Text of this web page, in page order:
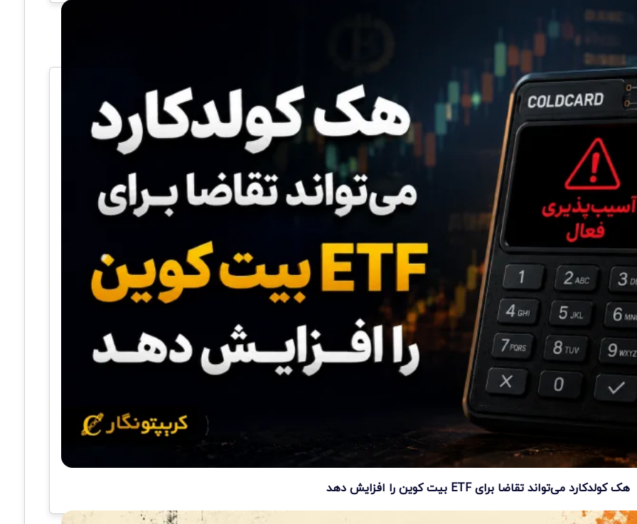
هک کولدکارد می‌تواند تقاضا برای ETF بیت کوین را افزایش دهد